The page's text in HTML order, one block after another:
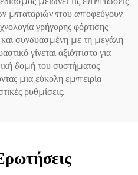
μπαταριών που αποφεύγουν
γρήγορης φόρτισης
συνδυασμένη με τη μεγάλη
γίνεται αξιόπιστο για
δομή του συστήματος
μια εύκολη εμπειρία
ρυθμίσεις.